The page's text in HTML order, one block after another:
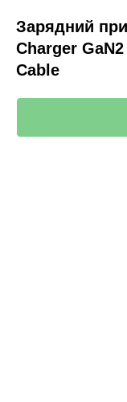
Зарядний
Charger
Cable